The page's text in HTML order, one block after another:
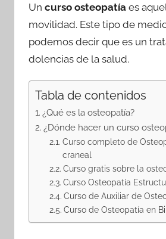
Un curso osteopatía es
movilidad. Este tipo de
podemos decir que es un
dolencias de la salud.
Tabla de contenidos
¿Qué es la osteopatía?
¿Dónde hacer un curso
Curso completo de
craneal
Curso gratis sobre la
Curso Osteopatía
Curso de Auxiliar de
Curso de Osteopatía en